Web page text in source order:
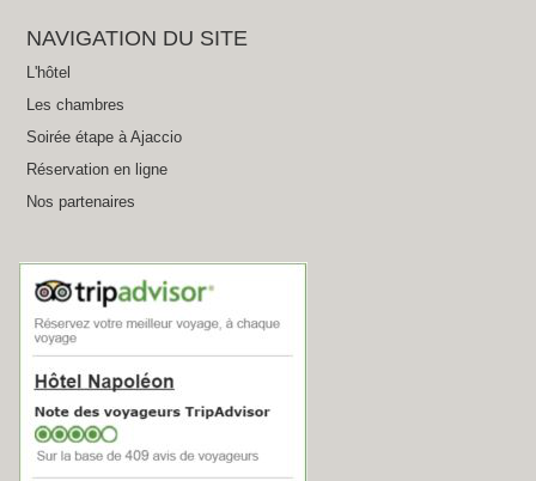
NAVIGATION DU SITE
L'hôtel
Les chambres
Soirée étape à Ajaccio
Réservation en ligne
Nos partenaires